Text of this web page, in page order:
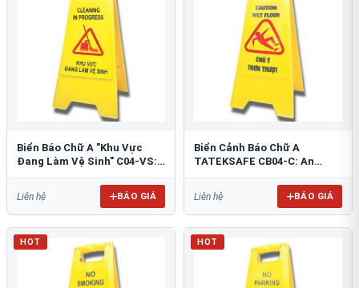
Biển Báo Chữ A "Khu Vực
Đang Làm Vệ Sinh" C04-VS:
Liên hệ BÁO GIÁ
Biển Cảnh Báo Chữ A
TATEKSAFE CB04-C: An
Liên hệ BÁO GIÁ
HOT HOT